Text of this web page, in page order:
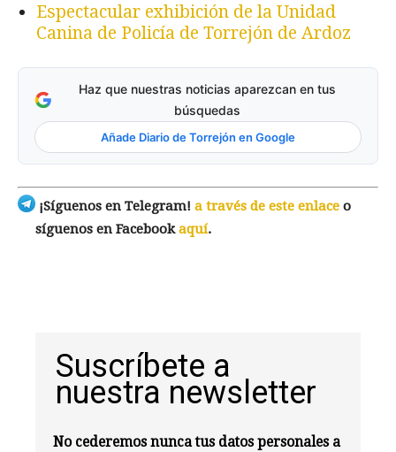
Espectacular exhibición de la Unidad
Canina de Policía de Torrejón de Ardoz
Haz que nuestras noticias aparezcan en tus
búsquedas
Añade Diario de Torrejón en Google
¡Síguenos en Telegram! a través de este enlace o
síguenos en Facebookaquí.
Suscríbete a
nuestra newsletter
No cederemos nunca tus datos personales a